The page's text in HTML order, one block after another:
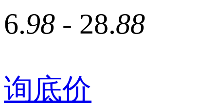
6.98 - 28.88
询底价